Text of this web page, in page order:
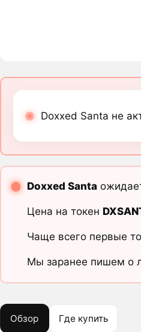
Doxxed Santa не
Doxxed Santa
Цена на токен
Чаще всего первые
Мы заранее пишем о
Обзор Где купить